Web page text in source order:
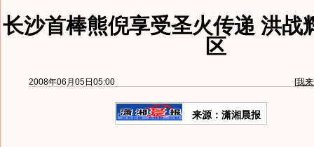
长沙首棒熊倪享受圣火传递 洪战
区
2008年06月05日05:00 [我
来源：潇湘晨报